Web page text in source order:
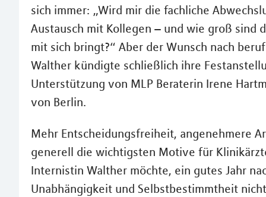
sich immer: „Wird mir die fachliche
Austausch mit Kollegen – und wie groß sind
mit sich bringt?“ Aber der Wunsch nach
Walther kündigte schließlich ihre
Unterstützung von MLP Beraterin Irene
von Berlin.
Mehr Entscheidungsfreiheit, angenehmere
generell die wichtigsten Motive für
Internistin Walther möchte, ein gutes Jahr
Unabhängigkeit und Selbstbestimmtheit